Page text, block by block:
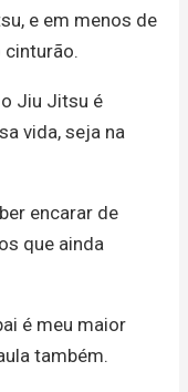
e em menos de
Jiu Jitsu é
vida, seja na
encarar de
que ainda
é meu maior
também.